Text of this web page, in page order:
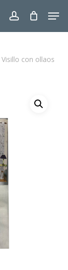
searchaccount
Visillo con ollaos